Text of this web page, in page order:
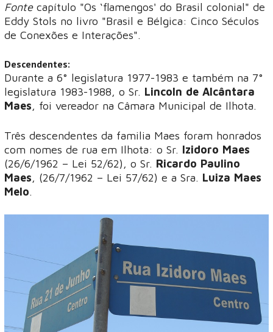
Fonte capítulo "Os ‘flamengos' do Brasil colonial" de
Eddy Stols no livro "Brasil e Bélgica: Cinco Séculos
de Conexões e Interações".
Descendentes:
Durante a 6° legislatura 1977-1983 e também na 7°
legislatura 1983-1988, o Sr. Lincoln de Alcântara
Maes, foi vereador na Câmara Municipal de Ilhota.
Três descendentes da familia Maes foram honrados
com nomes de rua em Ilhota: o Sr. Izidoro Maes
(26/6/1962 – Lei 52/62), o Sr. Ricardo Paulino
Maes, (26/7/1962 – Lei 57/62) e a Sra. Luiza Maes
Melo.